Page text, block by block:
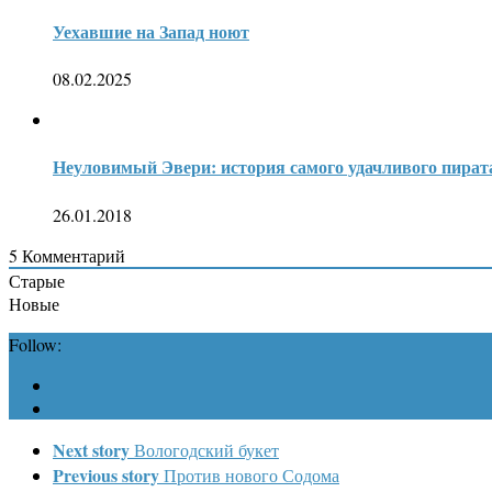
Уехавшие на Запад ноют
08.02.2025
Неуловимый Эвери: история самого удачливого
26.01.2018
5 Комментарий
Старые
Новые
Follow:
Next storyВологодский букет
Previous storyПротив нового Содома